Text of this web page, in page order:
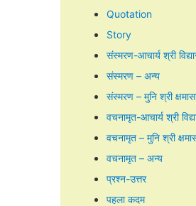
Quotation
Story
संस्मरण-आचार्य श्री
संस्मरण – अन्य
संस्मरण – मुनि श्री
वचनामृत-आचार्य श्री
वचनामृत – मुनि श्री
वचनामृत – अन्य
प्रश्न-उत्तर
पहला कदम